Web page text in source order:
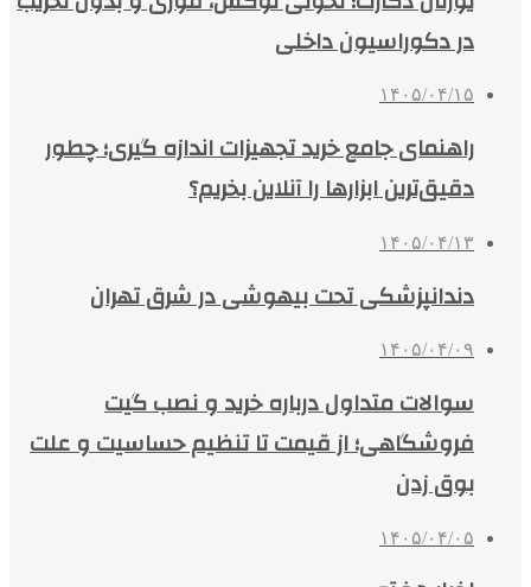
در دکوراسیون داخلی
۱۴۰۵/۰۴/۱۵
راهنمای جامع خرید تجهیزات اندازه گیری؛ چطور
دقیق‌ترین ابزارها را آنلاین بخریم؟
۱۴۰۵/۰۴/۱۳
دندانپزشکی تحت بیهوشی در شرق تهران
۱۴۰۵/۰۴/۰۹
سوالات متداول درباره خرید و نصب گیت
فروشگاهی؛ از قیمت تا تنظیم حساسیت و علت
بوق زدن
۱۴۰۵/۰۴/۰۵